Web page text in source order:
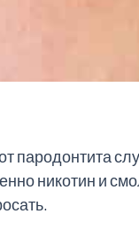
пародонтита
никотин и